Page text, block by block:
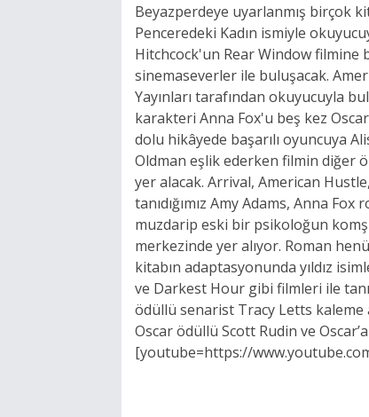
Beyazperdeye uyarlanmış birçok
Penceredeki Kadın ismiyle
Hitchcock'un Rear Window filmine
sinemaseverler ile buluşacak.
Yayınları tarafından okuyucuyla
karakteri Anna Fox'u beş kez
dolu hikâyede başarılı oyuncuya
Oldman eşlik ederken filmin diğer
yer alacak. Arrival, American
tanıdığımız Amy Adams, Anna
muzdarip eski bir psikoloğun
merkezinde yer alıyor. Roman
kitabın adaptasyonunda yıldız
ve Darkest Hour gibi filmleri ile
ödüllü senarist Tracy Letts kaleme
Oscar ödüllü Scott Rudin ve
[youtube=https://